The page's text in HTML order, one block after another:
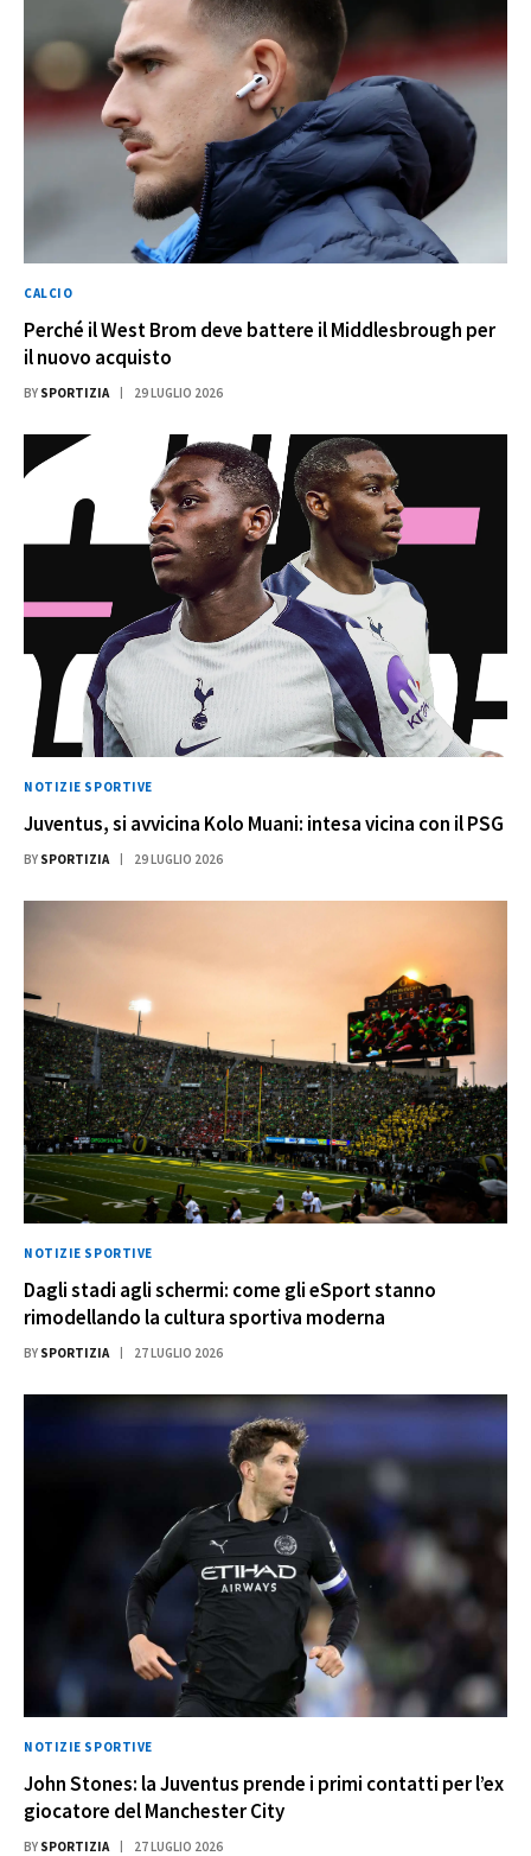
CALCIO
Perché il West Brom deve battere il Middlesbrough per
il nuovo acquisto
BY SPORTIZIA 29 LUGLIO 2026
NOTIZIE SPORTIVE
Juventus, si avvicina Kolo Muani: intesa vicina con il PSG
BY SPORTIZIA 29 LUGLIO 2026
NOTIZIE SPORTIVE
Dagli stadi agli schermi: come gli eSport stanno
rimodellando la cultura sportiva moderna
BY SPORTIZIA 27 LUGLIO 2026
NOTIZIE SPORTIVE
John Stones: la Juventus prende i primi contatti per l’ex
giocatore del Manchester City
BY SPORTIZIA 27 LUGLIO 2026